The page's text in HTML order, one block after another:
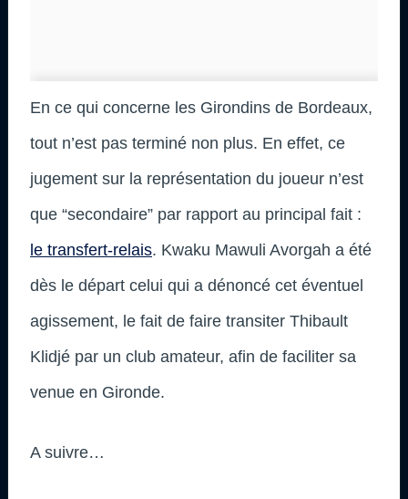
En ce qui concerne les Girondins de Bordeaux,
tout n’est pas terminé non plus. En effet, ce
jugement sur la représentation du joueur n’est
que “secondaire” par rapport au principal fait :
le transfert-relais. Kwaku Mawuli Avorgah a été
dès le départ celui qui a dénoncé cet éventuel
agissement, le fait de faire transiter Thibault
Klidjé par un club amateur, afin de faciliter sa
venue en Gironde.
A suivre…